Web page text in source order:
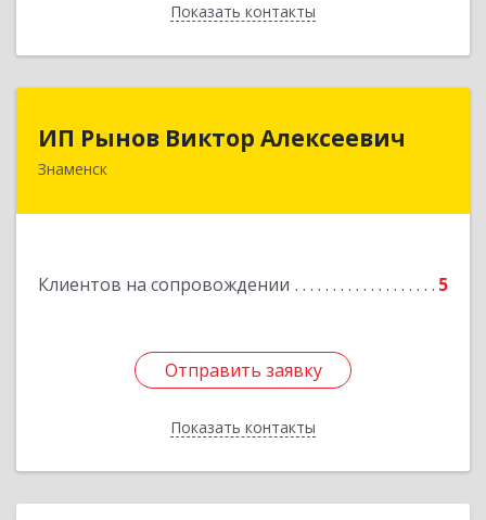
Показать контакты
Назад
ИП Рынов Виктор Алексеевич
Знаменск
Клиентов на сопровождении 5
Отправить заявку
Показать контакты
Отправить заявку
Назад